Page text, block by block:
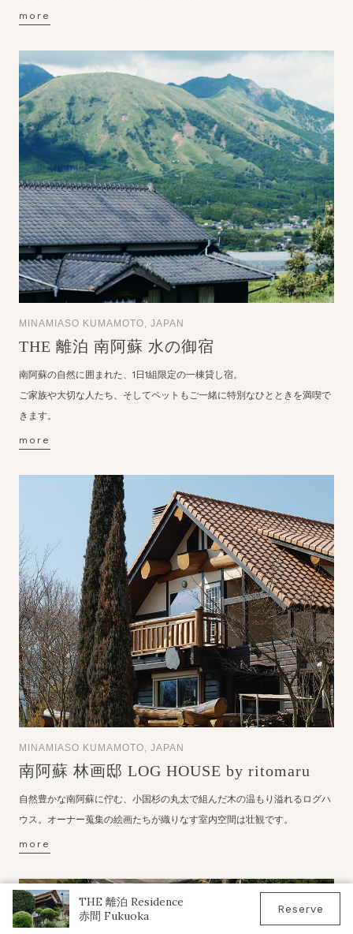
THE 離泊 Residence
赤間 Fukuoka
Reserve
more
MINAMIASO KUMAMOTO, JAPAN
THE 離泊 南阿蘇 水の御宿
南阿蘇の自然に囲まれた、1日1組限定の一棟貸し宿。
ご家族や大切な人たち、そしてペットもご一緒に特別なひとときを満喫で
きます。
more
MINAMIASO KUMAMOTO, JAPAN
南阿蘇 林画邸 LOG HOUSE by ritomaru
自然豊かな南阿蘇に佇む、小国杉の丸太で組んだ木の温もり溢れるログハ
ウス。オーナー蒐集の絵画たちが織りなす室内空間は壮観です。
more